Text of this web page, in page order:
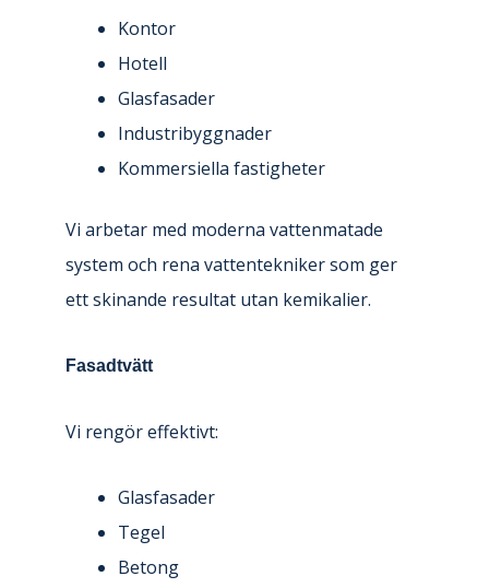
Kontor
Hotell
Glasfasader
Industribyggnader
Kommersiella fastigheter
Vi arbetar med moderna vattenmatade
system och rena vattentekniker som ger
ett skinande resultat utan kemikalier.
Fasadtvätt
Vi rengör effektivt:
Glasfasader
Tegel
Betong